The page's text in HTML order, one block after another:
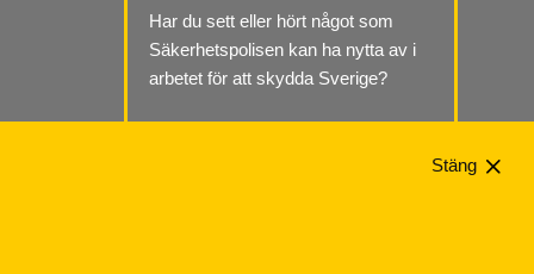
Har du sett eller hört något som
Säkerhetspolisen kan ha nytta av i
arbetet för att skydda Sverige?
Stäng